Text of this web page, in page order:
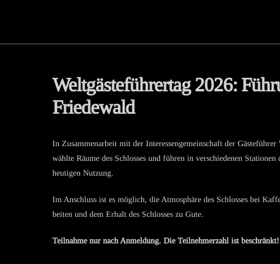
Weltgäs­te­füh­rer­tag 2026:
Friedewald
In Zusam­men­ar­beit mit der Inter­es­sen­ge­mein­schaft der
wählte Räume des Schlos­ses und führen in verschie­de­nen
heuti­gen Nutzung.
Im Anschluss ist es möglich, die Atmosphäre des Schlos­ses bei
bei­ten und dem Erhalt des Schlos­ses zu Gute.
Teilnahme nur nach Anmel­dung. Die Teilneh­mer­zahl ist beschränkt!